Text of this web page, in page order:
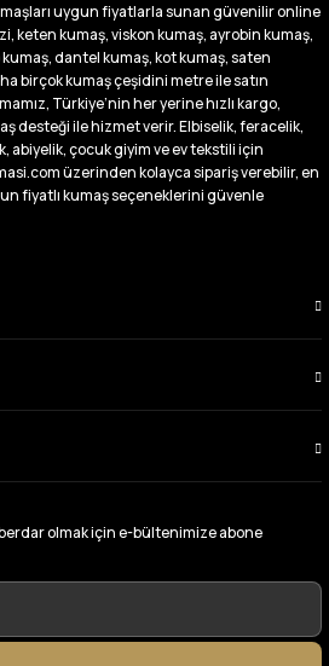
de çok
kumaş
gibi
dolayı
uygun fiyatlarla sunan güvenilir online
keten kumaş, viskon kumaş, ayrobin kumaş,
dantel kumaş, kot kumaş, saten
birçok kumaş çeşidini metre ile satın
Türkiye’nin her yerine hızlı kargo,
desteği ile hizmet verir. Elbiselik, feracelik,
abiyelik, çocuk giyim ve ev tekstili için
üzerinden kolayca sipariş verebilir, en
fiyatlı kumaş seçeneklerini güvenle
olmak için e-bültenimize abone